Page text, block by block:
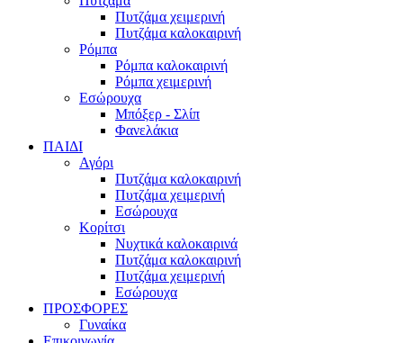
Πυτζάμα χειμερινή
Πυτζάμα καλοκαιρινή
Ρόμπα
Ρόμπα καλοκαιρινή
Ρόμπα χειμερινή
Εσώρουχα
Μπόξερ - Σλίπ
Φανελάκια
ΠΑΙΔΙ
Αγόρι
Πυτζάμα καλοκαιρινή
Πυτζάμα χειμερινή
Εσώρουχα
Κορίτσι
Νυχτικά καλοκαιρινά
Πυτζάμα καλοκαιρινή
Πυτζάμα χειμερινή
Εσώρουχα
ΠΡΟΣΦΟΡΕΣ
Γυναίκα